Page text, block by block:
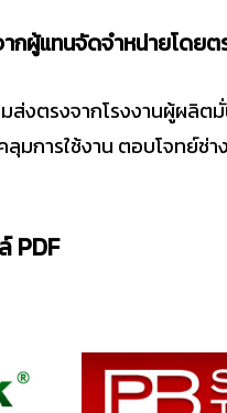
กผู้แทนจัดจำหน่ายโดยต
งตรงจากโรงงานผู้ผลิต
มการใช้งาน ตอบโจทย์ช่
PDF